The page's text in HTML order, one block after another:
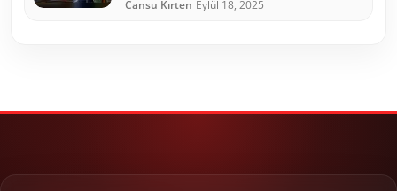
Cansu Kırten Eylül 18, 2025